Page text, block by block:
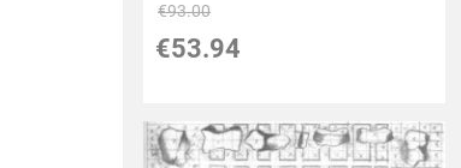
€93.00
€53.94